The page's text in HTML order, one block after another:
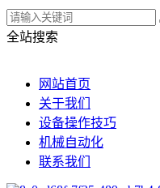
全站搜索
网站首页
关于我们
设备操作技巧
机械自动化
联系我们